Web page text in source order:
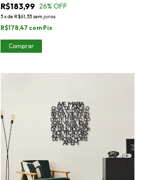
R$183,99 26% OFF
3xde R$61,33 sem juros
R$178,47 com Pix
Comprar